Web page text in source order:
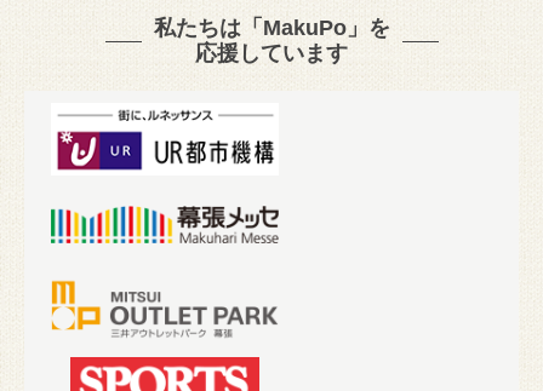
私たちは「MakuPo」を
応援しています